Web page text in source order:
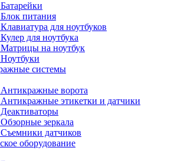
питания
для ноутбуков
для ноутбука
на ноутбук
системы
ворота
этикетки и датчики
зеркала
датчиков
оборудование